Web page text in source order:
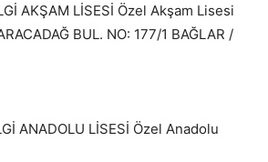
AKŞAM LİSESİ Özel Akşam Lisesi
BUL. NO: 177/1 BAĞLAR /
ANADOLU LİSESİ Özel Anadolu